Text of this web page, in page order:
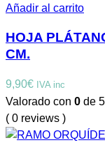
Añadir al carrito
HOJA
CM.
9,90€ IVA inc
Valorado con 0 de 5
( 0 reviews )